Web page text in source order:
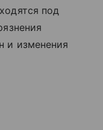
под
и изменения